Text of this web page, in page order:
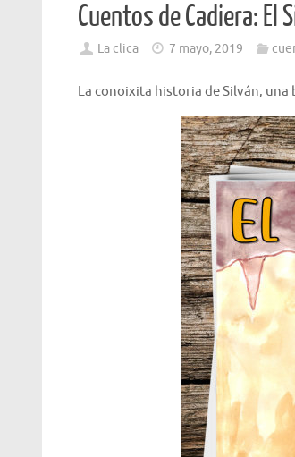
Cuentos de Cadiera: El
La clica 7 mayo, 2019
La conoixita historia de Silván, una